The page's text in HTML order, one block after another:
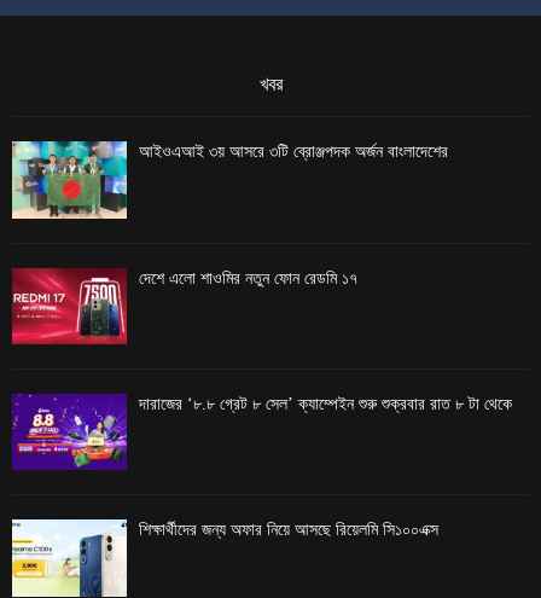
খবর
আইওএআই ৩য় আসরে ৩টি ব্রোঞ্জপদক অর্জন বাংলাদেশের
দেশে এলো শাওমির নতুন ফোন রেডমি ১৭
দারাজের ‘৮.৮ গ্রেট ৮ সেল’ ক্যাম্পেইন শুরু শুক্রবার রাত ৮ টা থেকে
শিক্ষার্থীদের জন্য অফার নিয়ে আসছে রিয়েলমি সি১০০এক্স